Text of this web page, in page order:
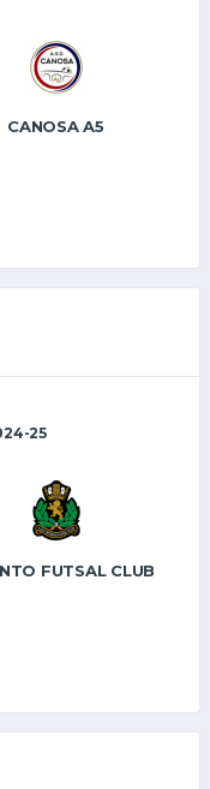
CANOSA A5
25
FUTSAL CLUB